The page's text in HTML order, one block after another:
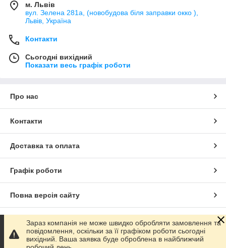
м. Львів
вул. Зелена 281а, (новобудова біля заправки окко ),
Львів, Україна
Контакти
Сьогодні вихідний
Показати весь графік роботи
Про нас
Контакти
Доставка та оплата
Графік роботи
Повна версія сайту
Сайт створено на маркетплейсіProm.ua
Політика конфіденційності
Зараз компанія не може швидко обробляти замовлення та
повідомлення, оскільки за її графіком роботи сьогодні
вихідний. Ваша заявка буде оброблена в найближчий